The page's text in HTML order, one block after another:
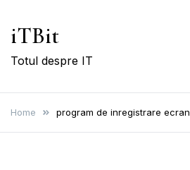
iTBit
Totul despre IT
Home program de inregistrare ecran